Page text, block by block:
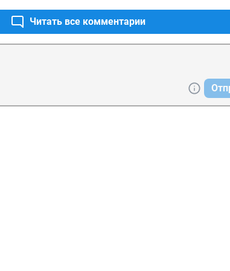
Читать все комментарии